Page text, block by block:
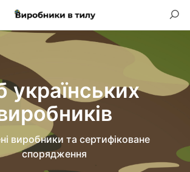
українських
виробники та сертифіковане
спорядження